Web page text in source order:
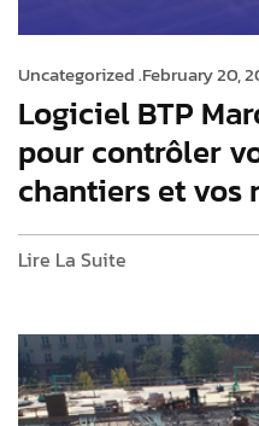
Uncategorized .February 20,
Logiciel BTP
pour contrôler
chantiers et vos
Lire La Suite